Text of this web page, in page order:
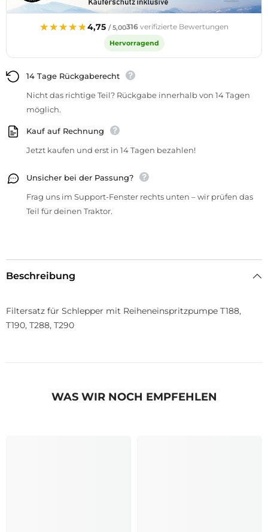
★★★★★
★★★★★4,75 / 5,00316 verifizierte Bewertungen
Hervorragend
14 Tage Rückgaberecht
Nicht das richtige Teil? Rückgabe innerhalb von 14 Tagen
möglich.
Kauf auf Rechnung
Jetzt kaufen und erst in 14 Tagen bezahlen!
Unsicher bei der Passung?
Frag uns im Support-Fenster rechts unten – wir prüfen das
Teil für deinen Traktor.
Beschreibung
Filtersatz für Schlepper mit Reiheneinspritzpumpe T188,
T190, T288, T290
WAS WIR NOCH EMPFEHLEN